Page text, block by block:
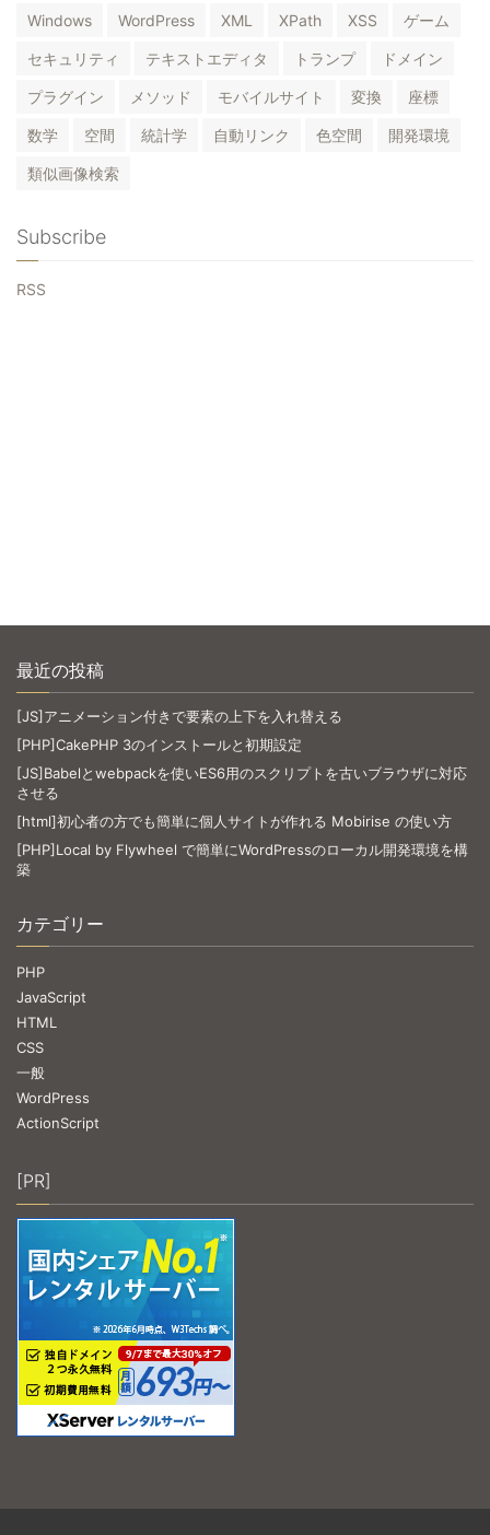
Windows WordPress XML XPath XSS ゲーム
セキュリティ テキストエディタ トランプ ドメイン
プラグイン メソッド モバイルサイト 変換 座標
数学 空間 統計学 自動リンク 色空間 開発環境
類似画像検索
Subscribe
RSS
最近の投稿
[JS]アニメーション付きで要素の上下を入れ替える
[PHP]CakePHP 3のインストールと初期設定
[JS]Babelとwebpackを使いES6用のスクリプトを古いブラウザに対応
させる
[html]初心者の方でも簡単に個人サイトが作れる Mobirise の使い方
[PHP]Local by Flywheel で簡単にWordPressのローカル開発環境を構
築
カテゴリー
PHP
JavaScript
HTML
CSS
一般
WordPress
ActionScript
[PR]